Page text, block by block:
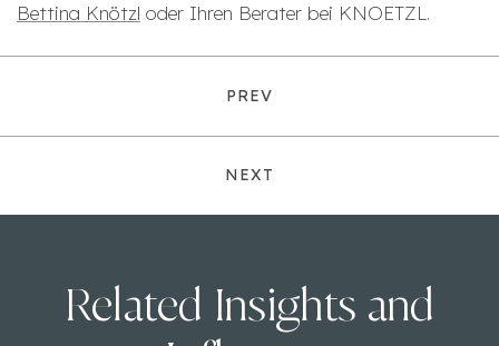
Bettina Knötzl oder Ihren Berater bei KNOETZL.
PREV
NEXT
Related Insights and